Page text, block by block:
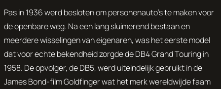
Pas in 1936 werd besloten om personenauto’s te maken voor
de openbare weg. Na een lang sluimerend bestaan en
meerdere wisselingen van eigenaren, was het eerste model
dat voor echte bekendheid zorgde de DB4 Grand Touring in
1958. De opvolger, de DB5, werd uiteindelijk gebruikt in de
James Bond-film Goldfinger wat het merk wereldwijde faam